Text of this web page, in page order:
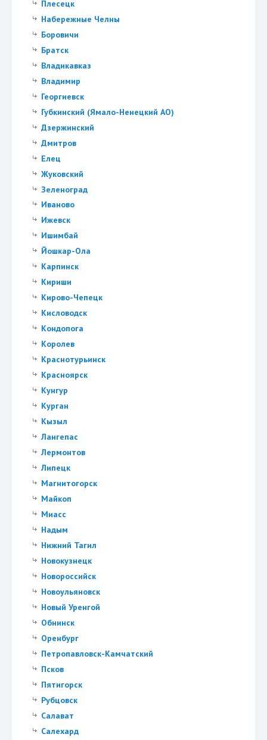
Плесецк
Набережные Челны
Боровичи
Братск
Владикавказ
Владимир
Георгиевск
Губкинский (Ямало-Ненецкий АО)
Дзержинский
Дмитров
Елец
Жуковский
Зеленоград
Иваново
Ижевск
Ишимбай
Йошкар-Ола
Карпинск
Кириши
Кирово-Чепецк
Кисловодск
Кондопога
Королев
Краснотурьинск
Красноярск
Кунгур
Курган
Кызыл
Лангепас
Лермонтов
Липецк
Магнитогорск
Майкоп
Миасс
Надым
Нижний Тагил
Новокузнецк
Новороссийск
Новоульяновск
Новый Уренгой
Обнинск
Оренбург
Петропавловск-Камчатский
Псков
Пятигорск
Рубцовск
Салават
Салехард